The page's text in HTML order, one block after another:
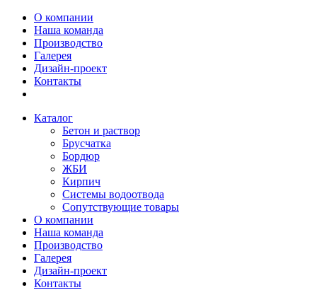
О компании
Наша команда
Производство
Галерея
Дизайн-проект
Контакты
Каталог
Бетон и раствор
Брусчатка
Бордюр
ЖБИ
Кирпич
Системы водоотвода
Сопутствующие товары
О компании
Наша команда
Производство
Галерея
Дизайн-проект
Контакты